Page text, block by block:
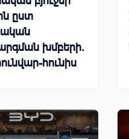
ըստ
խմբերի.
հունիս